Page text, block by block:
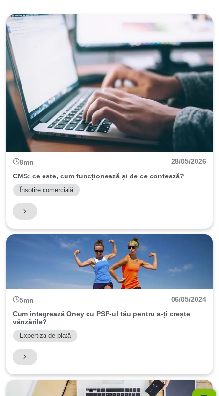
5 résultats affichés
8mn
28/05/2026
CMS: ce este, cum funcționează și de ce contează?
Însoțire comercială
5mn
06/05/2024
Cum integrează Oney cu PSP-ul tău pentru a-ți crește
vânzările?
Expertiza de plată